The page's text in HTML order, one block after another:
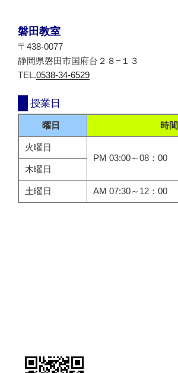
磐田教室
〒438-0077
静岡県磐田市国府台２８−１３
TEL.0538-34-6529
授業日
曜日 時間
火曜日
PM 03:00～08：00
木曜日
土曜日 AM 07:30～12：00